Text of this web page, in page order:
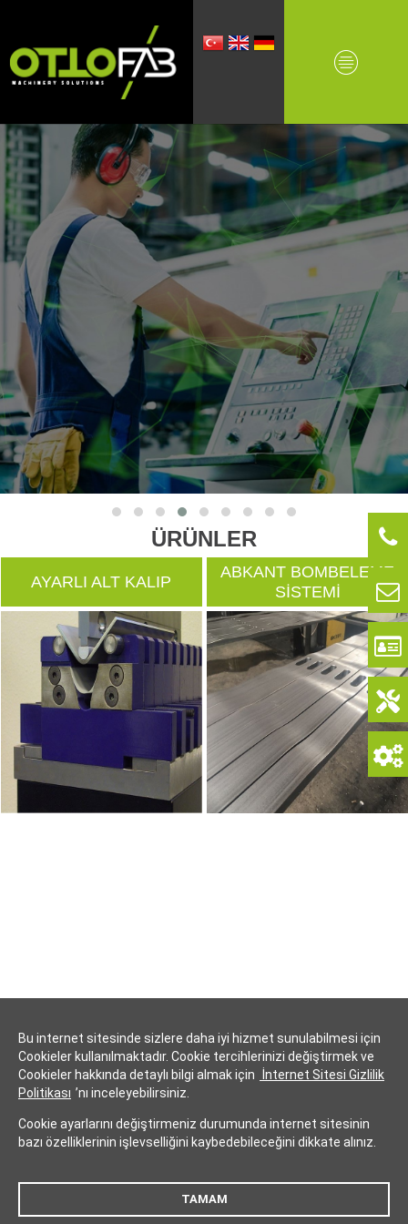
YEDEK PARÇA , TEKNİK SERVİS &
REVİZYON
ÜRÜNLER
AYARLI ALT KALIP
ABKANT BOMBELEME
SİSTEMİ
Bu internet sitesinde sizlere daha iyi hizmet sunulabilmesi için
Cookieler kullanılmaktadır. Cookie tercihlerinizi değiştirmek ve
Cookieler hakkında detaylı bilgi almak için
İnternet Sitesi Gizlilik
Politikası ’nı inceleyebilirsiniz.
Cookie ayarlarını değiştirmeniz durumunda internet sitesinin
bazı özelliklerinin işlevselliğini kaybedebileceğini dikkate alınız.
TAMAM